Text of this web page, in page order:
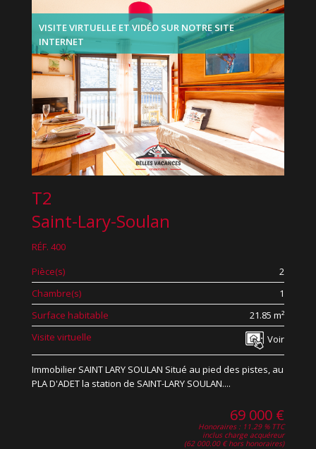
VISITE VIRTUELLE ET VIDÉO SUR NOTRE SITE
INTERNET
T2
Saint-Lary-Soulan
RÉF. 400
Pièce(s)
2
Chambre(s)
1
Surface habitable
21.85 m²
Visite virtuelle
Voir
Immobilier SAINT LARY SOULAN Situé au pied des pistes, au
PLA D'ADET la station de SAINT-LARY SOULAN....
69 000 €
Honoraires : 11.29 % TTC
inclus charge acquéreur
(62 000.00 € hors honoraires)